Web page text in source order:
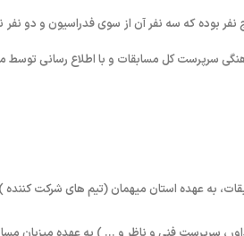
بوده که سه نفر آن از سوی فدراسیون و دو نفر
سرپرست کل مسابقات و با اطلاع رسانی توسط